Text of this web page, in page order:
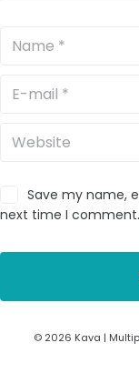
Save my name,
next time I comment.
© 2026 Kava |